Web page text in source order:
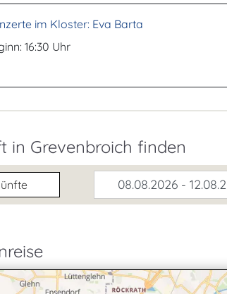
im Kloster: Eva Barta
16:30 Uhr
in Grevenbroich finden
08.08.2026 -